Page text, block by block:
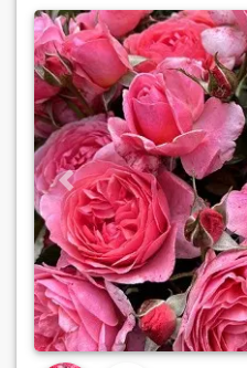
Previous